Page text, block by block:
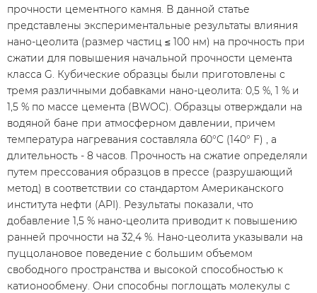
прочности цементного камня. В данной статье
представлены экспериментальные результаты влияния
нано-цеолита (размер частиц ≤ 100 нм) на прочность при
сжатии для повышения начальной прочности цемента
класса G. Кубические образцы были приготовлены с
тремя различными добавками нано-цеолита: 0,5 %, 1 % и
1,5 % по массе цемента (BWOC). Образцы отверждали на
водяной бане при атмосферном давлении, причем
температура нагревания составляла 60°C (140° F) , а
длительность - 8 часов. Прочность на сжатие определяли
путем прессования образцов в прессе (разрушающий
метод) в соответствии со стандартом Американского
института нефти (API). Результаты показали, что
добавление 1,5 % нано-цеолита приводит к повышению
ранней прочности на 32,4 %. Нано-цеолита указывали на
пуццолановое поведение с большим объемом
свободного пространства и высокой способностью к
катионообмену. Они способны поглощать молекулы с